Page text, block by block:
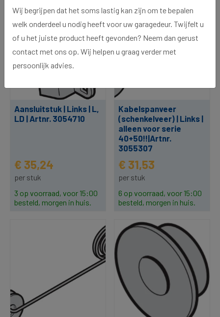
Aansluitstuk | Links | L,
LD | Artnr. 3054710
€ 35,24
per stuk
3 op voorraad, voor 15:00
besteld, morgen in huis.
Kabelspanveer
(schenkelveer) | Links |
alleen voor serie
40+50!!|Artnr.
3055307
€ 31,53
per stuk
6 op voorraad, voor 15:00
besteld, morgen in huis.
Wij begrijpen dat het soms lastig kan zijn om te bepalen
welk onderdeel u nodig heeft voor uw garagedeur. Twijfelt u
of u het juiste product heeft gevonden? Neem dan gerust
contact met ons op. Wij helpen u graag verder met
persoonlijk advies.